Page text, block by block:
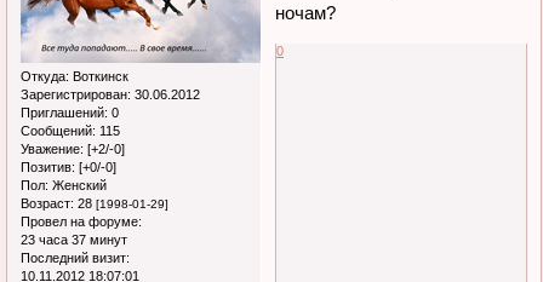
Откуда: Воткинск
Зарегистрирован: 30.06.2012
Приглашений: 0
Сообщений: 115
Уважение: [+2/-0]
Позитив: [+0/-0]
Пол: Женский
Возраст: 28 [1998-01-29]
Провел на форуме:
23 часа 37 минут
Последний визит:
10.11.2012 18:07:01
ночам?
0